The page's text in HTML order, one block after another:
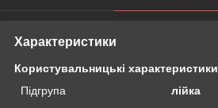
Характеристики
Користувальницькі характеристики
Підгрупа
лійка